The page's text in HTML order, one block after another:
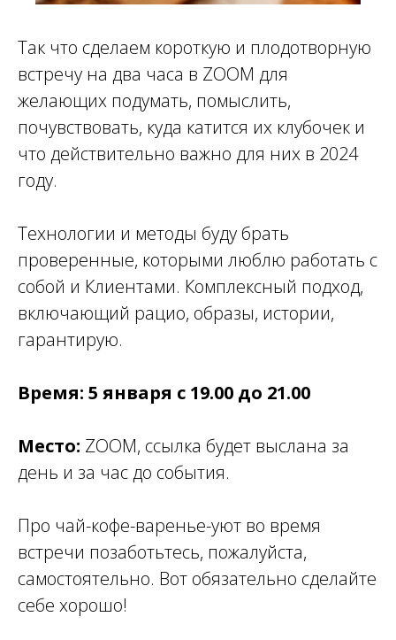
Так что сделаем короткую и плодотворную
встречу на два часа в ZOOM для
желающих подумать, помыслить,
почувствовать, куда катится их клубочек и
что действительно важно для них в 2024
году.
Технологии и методы буду брать
проверенные, которыми люблю работать с
собой и Клиентами. Комплексный подход,
включающий рацио, образы, истории,
гарантирую.
Время: 5 января с 19.00 до 21.00
Место: ZOOM, ссылка будет выслана за
день и за час до события.
Про чай-кофе-варенье-уют во время
встречи позаботьтесь, пожалуйста,
самостоятельно. Вот обязательно сделайте
себе хорошо!